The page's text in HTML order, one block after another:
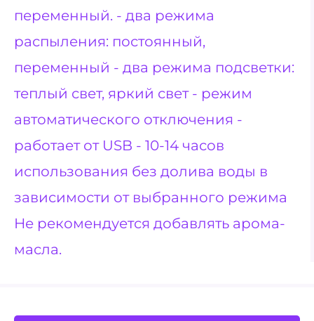
переменный. - два режима
распыления: постоянный,
переменный - два режима подсветки:
теплый свет, яркий свет - режим
автоматического отключения -
работает от USB - 10-14 часов
использования без долива воды в
зависимости от выбранного режима
Не рекомендуется добавлять арома-
масла.